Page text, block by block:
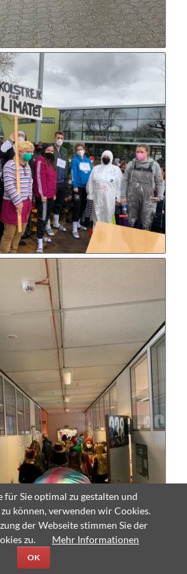
für Sie optimal zu gestalten und
können, verwenden wir Cookies.
der Webseite stimmen Sie der
zu.
Mehr Informationen
OK